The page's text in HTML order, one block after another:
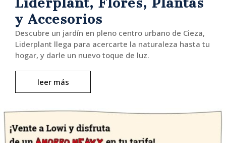
Liderplant, Flores, Plantas
y Accesorios
Descubre un jardín en pleno centro urbano de Cieza,
Liderplant llega para acercarte la naturaleza hasta tu
hogar, y darle un nuevo toque de luz.
leer más